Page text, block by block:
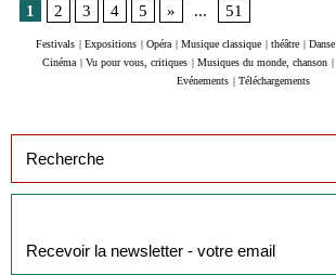
1
2 3 4 5 » ... 51
Festivals | Expositions | Opéra | Musique classique | théâtre | Danse
Cinéma | Vu pour vous, critiques | Musiques du monde, chanson |
Evénements | Téléchargements